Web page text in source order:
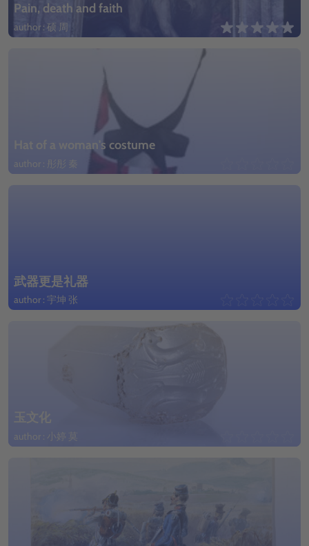
Pain, death and faith
author : 硕 周
Hat of a woman's costume
author : 彤彤 秦
武器更是礼器
author : 宇坤 张
玉文化
author : 小婷 莫